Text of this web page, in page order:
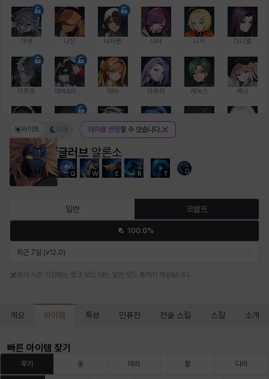
가넷 나딘 나타폰 니아 니키 다니엘
다르코 띠아 라우라 레녹스 레니
레온 루크 르노어
바바라 버니스 블레어 비앙카 비형 샬럿
글러브 알론소
Q W E R T D
라이트 다크 테마를 변경할 수 있습니다.
일반 코발트
100.0%
최근 7일 (v12.0)
프리 시즌 기간에는 랭크 모드 대신 일반 모드 통계가 제공됩니다.
개요 아이템 특성 인퓨전 전술 스킬 스킬 소개
빠른 아이템 찾기
무기 옷 머리 팔 다리